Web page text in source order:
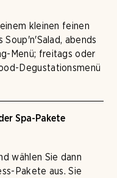
kleinen feinen
abends
Menü; freitags oder
Degustationsmenü
Spa-Pakete
wählen Sie dann
Pakete aus. Sie